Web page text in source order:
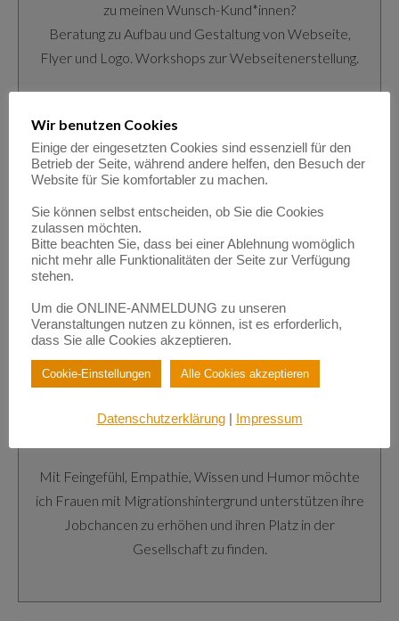
zu meinen Wunsch-Kund*innen?
Beratung zu Aufbau und Gestaltung von Webseite,
Flyer und Logo. Workshops zur Webseitenerstellung.
Dr. Ulrike Kaiser
MOBILE-COMPUTER-SCHULE.DE
Alles rund um Microsoft Office und Office 365
Themen der digitalen Basiskompetenz
Tastschreiben nach ritter magic typing
Marscha Leukfeldt
Mit Feingefühl, Empathie, Wissen und Humor möchte
ich Frauen mit Migrationshintergrund unterstützen ihre
Jobchancen zu erhöhen und ihren Platz in der
Gesellschaft zu finden.
Wir benutzen Cookies
Einige der eingesetzten Cookies sind essenziell für den
Betrieb der Seite, während andere helfen, den Besuch der
Website für Sie komfortabler zu machen.
Sie können selbst entscheiden, ob Sie die Cookies
zulassen möchten.
Bitte beachten Sie, dass bei einer Ablehnung womöglich
nicht mehr alle Funktionalitäten der Seite zur Verfügung
stehen.
Um die ONLINE-ANMELDUNG zu unseren
Veranstaltungen nutzen zu können, ist es erforderlich,
dass Sie alle Cookies akzeptieren.
Cookie-Einstellungen Alle Cookies akzeptieren
Datenschutzerklärung| Impressum